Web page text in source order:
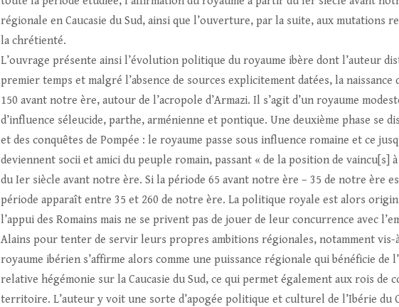
régionale en Caucasie du Sud, ainsi que l’ouverture, par la suite, aux mutations
la chrétienté.
L’ouvrage présente ainsi l’évolution politique du royaume ibère dont l’auteur
premier temps et malgré l’absence de sources explicitement datées, la
150 avant notre ère, autour de l’acropole d’Armazi. Il s’agit d’un royaume
d’influence séleucide, parthe, arménienne et pontique. Une deuxième phase se
et des conquêtes de Pompée : le royaume passe sous influence romaine et ce
deviennent socii et amici du peuple romain, passant « de la position de vaincu[s]
du Ier siècle avant notre ère. Si la période 65 avant notre ère – 35 de notre ère
période apparaît entre 35 et 260 de notre ère. La politique royale est alors
l’appui des Romains mais ne se privent pas de jouer de leur concurrence avec
Alains pour tenter de servir leurs propres ambitions régionales, notamment vis-
royaume ibérien s’affirme alors comme une puissance régionale qui bénéficie
relative hégémonie sur la Caucasie du Sud, ce qui permet également aux rois
territoire. L’auteur y voit une sorte d’apogée politique et culturel de l’Ibérie du